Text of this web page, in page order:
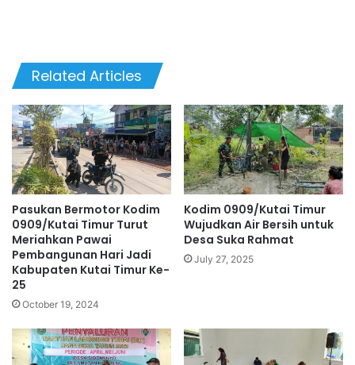
Related Articles
Pasukan Bermotor Kodim
0909/Kutai Timur Turut
Meriahkan Pawai
Pembangunan Hari Jadi
Kabupaten Kutai Timur Ke-
25
October 19, 2024
Kodim 0909/Kutai Timur
Wujudkan Air Bersih untuk
Desa Suka Rahmat
July 27, 2025